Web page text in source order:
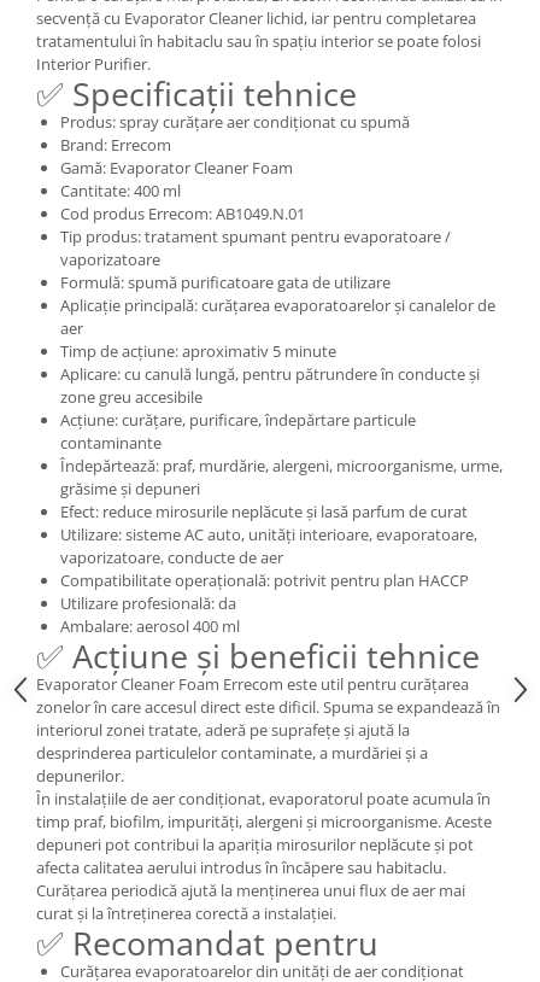
secvență cu Evaporator Cleaner lichid, iar pentru completarea
tratamentului în habitaclu sau în spațiu interior se poate folosi
Interior Purifier.
✅ Specificații tehnice
Produs: spray curățare aer condiționat cu spumă
Brand: Errecom
Gamă: Evaporator Cleaner Foam
Cantitate: 400 ml
Cod produs Errecom: AB1049.N.01
Tip produs: tratament spumant pentru evaporatoare /
vaporizatoare
Formulă: spumă purificatoare gata de utilizare
Aplicație principală: curățarea evaporatoarelor și canalelor de
aer
Timp de acțiune: aproximativ 5 minute
Aplicare: cu canulă lungă, pentru pătrundere în conducte și
zone greu accesibile
Acțiune: curățare, purificare, îndepărtare particule
contaminante
Îndepărtează: praf, murdărie, alergeni, microorganisme, urme,
grăsime și depuneri
Efect: reduce mirosurile neplăcute și lasă parfum de curat
Utilizare: sisteme AC auto, unități interioare, evaporatoare,
vaporizatoare, conducte de aer
Compatibilitate operațională: potrivit pentru plan HACCP
Utilizare profesională: da
Ambalare: aerosol 400 ml
✅ Acțiune și beneficii tehnice
Evaporator Cleaner Foam Errecom este util pentru curățarea
zonelor în care accesul direct este dificil. Spuma se expandează în
interiorul zonei tratate, aderă pe suprafețe și ajută la
desprinderea particulelor contaminate, a murdăriei și a
depunerilor.
În instalațiile de aer condiționat, evaporatorul poate acumula în
timp praf, biofilm, impurități, alergeni și microorganisme. Aceste
depuneri pot contribui la apariția mirosurilor neplăcute și pot
afecta calitatea aerului introdus în încăpere sau habitaclu.
Curățarea periodică ajută la menținerea unui flux de aer mai
curat și la întreținerea corectă a instalației.
✅ Recomandat pentru
Curățarea evaporatoarelor din unități de aer condiționat